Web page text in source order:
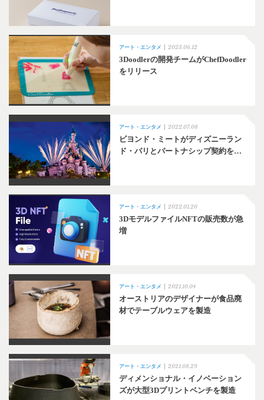
アート・エンタメ 2023.06.12
3Doodlerの開発チームがChefDoodler
をリリース
アート・エンタメ 2022.07.08
ビヨンド・ミートがディズニーラン
ド・パリとパートナシップ契約を…
アート・エンタメ 2022.01.20
3DモデルファイルNFTの販売数が急
増
アート・エンタメ 2021.10.04
オーストリアのデザイナーが食品廃
材でテーブルウェアを製造
アート・エンタメ 2021.08.29
ディメンショナル・イノベーション
ズが大型3Dプリントベンチを製造